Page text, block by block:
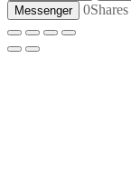
Messenger
0Shares